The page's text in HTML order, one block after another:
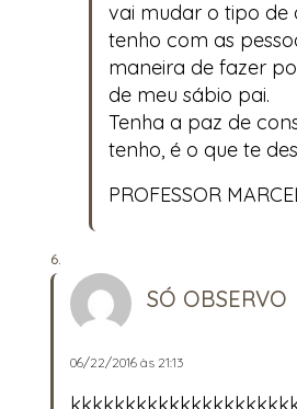
vai mudar o tipo de
tenho com as
maneira de fazer
de meu sábio pai.
Tenha a paz de
tenho, é o que te
PROFESSOR
SÓ OBSERVO
06/22/2016 às 21:13